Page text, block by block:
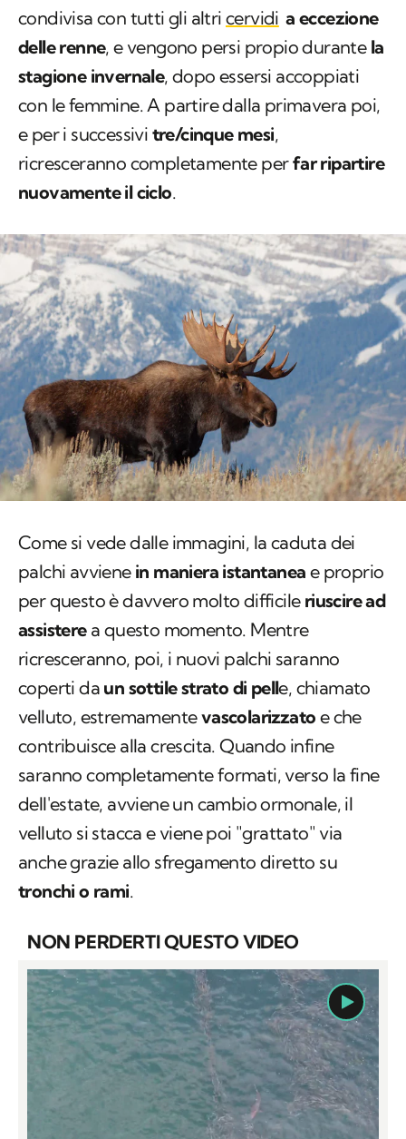
condivisa con tutti gli altri cervidi a eccezione
delle renne, e vengono persi propio durante la
stagione invernale, dopo essersi accoppiati
con le femmine. A partire dalla primavera poi,
e per i successivi tre/cinque mesi,
ricresceranno completamente perfar ripartire
nuovamente il ciclo.
Come si vede dalle immagini, la caduta dei
palchi avvienein maniera istantaneae proprio
per questo è davvero molto difficileriuscire ad
assisterea questo momento. Mentre
ricresceranno, poi, i nuovi palchi saranno
coperti daun sottile strato di pelle, chiamato
velluto, estremamentevascolarizzatoe che
contribuisce alla crescita. Quando infine
saranno completamente formati, verso la fine
dell'estate, avviene un cambio ormonale, il
velluto si stacca e viene poi "grattato" via
anche grazie allo sfregamento diretto su
NON PERDERTI QUESTO VIDEO